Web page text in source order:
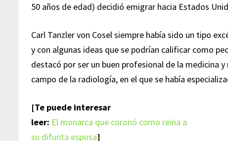
50 años de edad) decidió emigrar hacia Estados
Carl Tanzler von Cosel siempre había sido un tipo
y con algunas ideas que se podrían calificar como
destacó por ser un buen profesional de la medicina
campo de la radiología, en el que se había
[Te puede interesar
leer: El monarca que coronó como reina a
su difunta esposa]